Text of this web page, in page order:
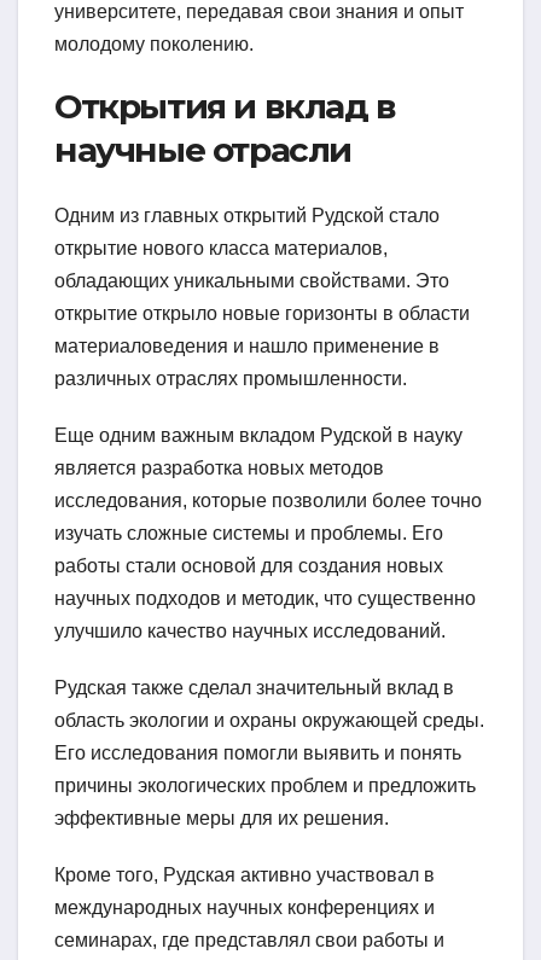
университете, передавая свои знания и опыт
молодому поколению.
Открытия и вклад в
научные отрасли
Одним из главных открытий Рудской стало
открытие нового класса материалов,
обладающих уникальными свойствами. Это
открытие открыло новые горизонты в области
материаловедения и нашло применение в
различных отраслях промышленности.
Еще одним важным вкладом Рудской в науку
является разработка новых методов
исследования, которые позволили более точно
изучать сложные системы и проблемы. Его
работы стали основой для создания новых
научных подходов и методик, что существенно
улучшило качество научных исследований.
Рудская также сделал значительный вклад в
область экологии и охраны окружающей среды.
Его исследования помогли выявить и понять
причины экологических проблем и предложить
эффективные меры для их решения.
Кроме того, Рудская активно участвовал в
международных научных конференциях и
семинарах, где представлял свои работы и